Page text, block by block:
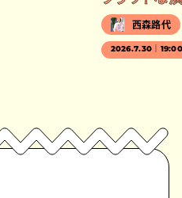
西森路代
2026.7.30｜